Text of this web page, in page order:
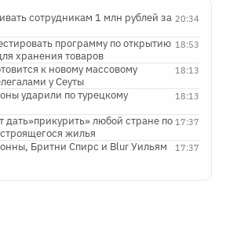
20:34
сотрудникам 1 млн рублей за
18:53
программу по открытию
хранения товаров
18:13
к новому массовому
у Сеуты
18:13
ударили по турецкому
17:37
любой стране по
жилья
17:37
Бритни Спирс и Blur Уильям